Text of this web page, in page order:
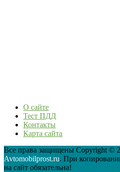
О сайте
Тест ПДД
Контакты
Карта сайта
Все права защищены Copyright ©
Avtomobilprost.ru. При
на сайт обязательна!